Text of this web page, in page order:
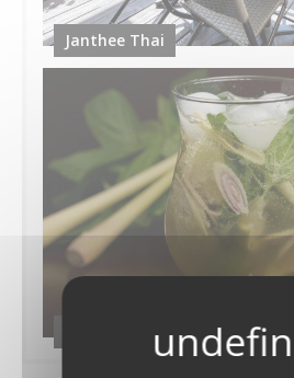
Janthee Thai
Nos assiettes